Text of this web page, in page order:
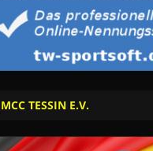
MCC TESSIN E.V.